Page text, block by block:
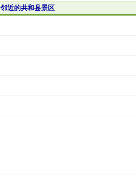
邻近的共和县景区